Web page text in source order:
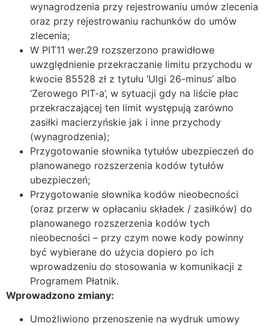
wynagrodzenia przy rejestrowaniu umów zlecenia
oraz przy rejestrowaniu rachunków do umów
zlecenia;
W PIT11 wer.29 rozszerzono prawidłowe
uwzględnienie przekraczanie limitu przychodu w
kwocie 85528 zł z tytułu ‘Ulgi 26-minus’ albo
‘Zerowego PIT-a’, w sytuacji gdy na liście płac
przekraczającej ten limit występują zarówno
zasiłki macierzyńskie jak i inne przychody
(wynagrodzenia);
Przygotowanie słownika tytułów ubezpieczeń do
planowanego rozszerzenia kodów tytułów
ubezpieczeń;
Przygotowanie słownika kodów nieobecności
(oraz przerw w opłacaniu składek / zasiłków) do
planowanego rozszerzenia kodów tych
nieobecności – przy czym nowe kody powinny
być wybierane do użycia dopiero po ich
wprowadzeniu do stosowania w komunikacji z
Programem Płatnik.
Wprowadzono zmiany:
Umożliwiono przenoszenie na wydruk umowy